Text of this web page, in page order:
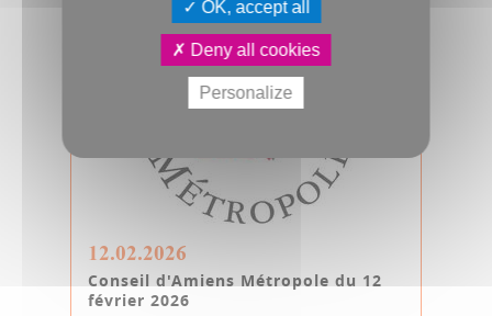
12.02.2026
Conseil d'Amiens Métropole du 12
février 2026
OK, accept all
Deny all cookies
Personalize